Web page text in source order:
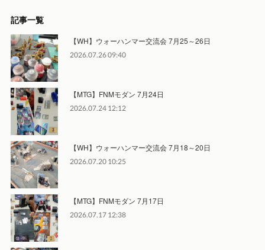
記事一覧
【WH】ウォーハンマー交流会 7月25～26日
2026.07.26 09:40
【MTG】FNMモダン 7月24日
2026.07.24 12:12
【WH】ウォーハンマー交流会 7月18～20日
2026.07.20 10:25
【MTG】FNMモダン 7月17日
2026.07.17 12:38